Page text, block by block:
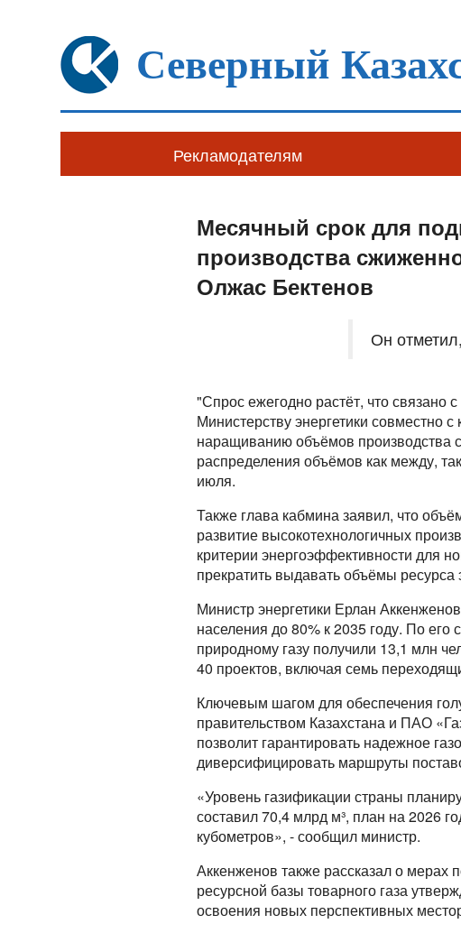
Северный
Рекламодателям
Месячный срок для
производства
Олжас Бектенов
Он
"Спрос ежегодно растёт, что связано
Министерству энергетики совместно
наращиванию объёмов производства
распределения объёмов как между,
июля.
Также глава кабмина заявил, что
развитие высокотехнологичных
критерии энергоэффективности для
прекратить выдавать объёмы
Министр энергетики Ерлан
населения до 80% к 2035 году. По его
природному газу получили 13,1 млн
40 проектов, включая семь
Ключевым шагом для обеспечения
правительством Казахстана и ПАО
позволит гарантировать надежное
диверсифицировать маршруты
«Уровень газификации страны
составил 70,4 млрд м³, план на 2026
кубометров», - сообщил министр.
Аккенженов также рассказал о
ресурсной базы товарного газа
освоения новых перспективных